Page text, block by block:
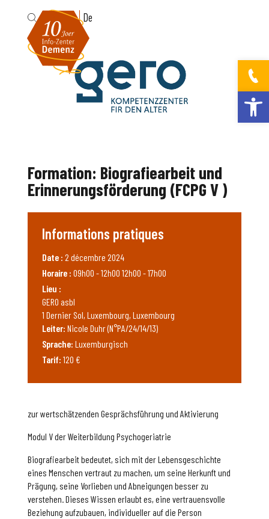
Ouvrir la
Fr De
zur wertschätzenden Gesprächsführung und Aktivierung
Modul V der Weiterbildung Psychogeriatrie
Biografiearbeit bedeutet, sich mit der Lebensgeschichte
eines Menschen vertraut zu machen, um seine Herkunft und
Prägung, seine Vorlieben und Abneigungen besser zu
verstehen. Dieses Wissen erlaubt es, eine vertrauensvolle
Beziehung aufzubauen, individueller auf die Person
Formation: Biografiearbeit und
Erinnerungsförderung (FCPG V )
Informations pratiques
Date : 2 décembre 2024
Horaire : 09h00 - 12h00 12h00 - 17h00
Lieu :
GERO asbl
1 Dernier Sol, Luxembourg, Luxembourg
Leiter: Nicole Duhr (N°PA/24/14/13)
Sprache: Luxemburgisch
Tarif: 120 €